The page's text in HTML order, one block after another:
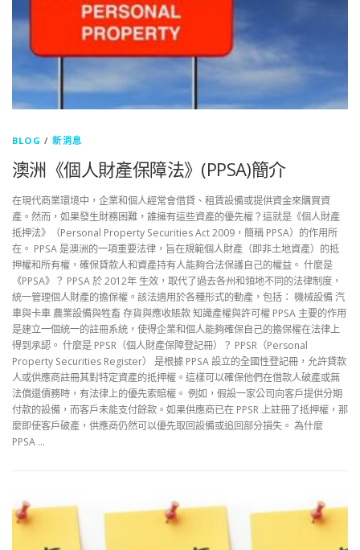
BLOG /新消息
澳洲《個人財產保障法》(PPSA)簡介
在現代商業環境中，企業和個人經常會借貸、租賃設備或提供資金來購買資
產。然而，如果發生財務困難，誰擁有這些資產的優先權？這就是《個人財產
抵押法》（Personal Property Securities Act 2009，簡稱 PPSA）的作用所
在。 PPSA 是澳洲的一項重要法律，旨在規範個人財產（即非土地資產）的抵
押權和所有權，確保貸款人和資產持有人能夠合法保護自己的權益。 什麼是
《PPSA》？ PPSA 於 2012年 生效，取代了過去各州和領地不同的法律制度，
統一管理個人財產的擔保權。該法適用於各種形式的動產，包括： 機械設備 汽
車與卡車 農業設備與牲畜 存貨與應收賬款 知識產權與許可權 PPSA 主要的作用
是建立一個統一的註冊系統，使得企業和個人能夠確保自己的擔保權在法律上
得到承認。 什麼是 PPSR（個人財產保障登記冊）？ PPSR（Personal
Property Securities Register） 是根據 PPSA 設立的全國性登記冊，允許貸款
人或供應商註冊其對特定資產的抵押權。這樣可以確保他們在借款人破產或無
法償還債務時，有法律上的優先索賠權。 例如，假設一家公司向客戶提供分期
付款的設備，而客戶未能支付餘款。如果供應商已在 PPSR 上註冊了抵押權，那
麼即使客戶破產，供應商仍然可以優先取回設備或追回部分損失。 為什麼
PPSA …